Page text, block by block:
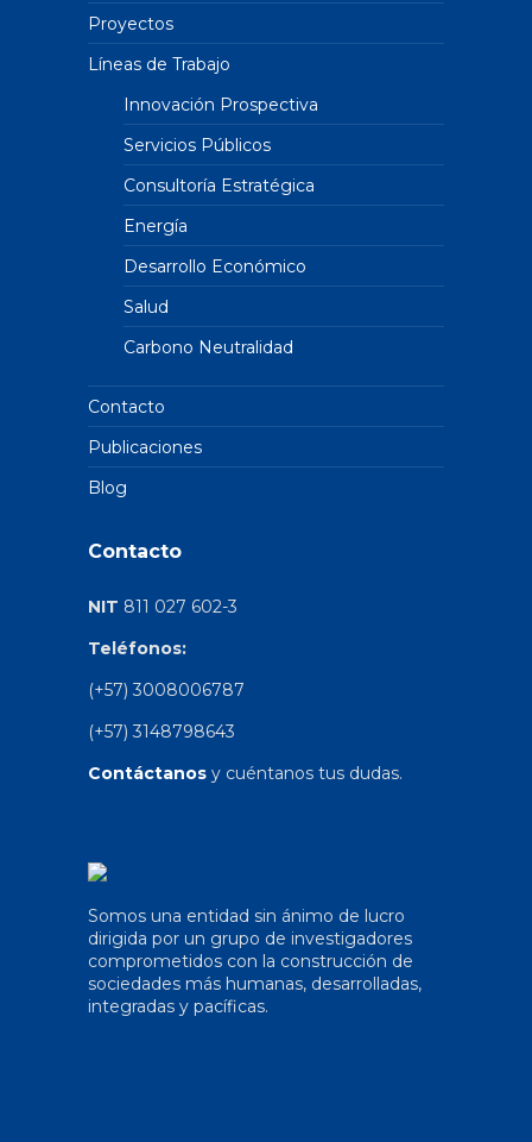
Proyectos
Líneas de Trabajo
Innovación Prospectiva
Servicios Públicos
Consultoría Estratégica
Energía
Desarrollo Económico
Salud
Carbono Neutralidad
Contacto
Publicaciones
Blog
Contacto
NIT 811 027 602-3
Teléfonos:
(+57) 3008006787
(+57) 3148798643
Contáctanos y cuéntanos tus dudas.
Somos una entidad sin ánimo de lucro
dirigida por un grupo de investigadores
comprometidos con la construcción de
sociedades más humanas, desarrolladas,
integradas y pacíficas.